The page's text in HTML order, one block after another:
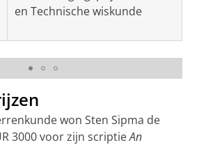
en Technische wiskunde
won Sten Sipma de
3000 voor zijn scriptieAn